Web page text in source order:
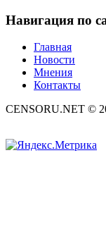
Навигация по
Главная
Новости
Мнения
Контакты
CENSORU.NET ©